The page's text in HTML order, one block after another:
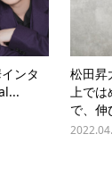
ンタ
松田昇
上では
で、伸